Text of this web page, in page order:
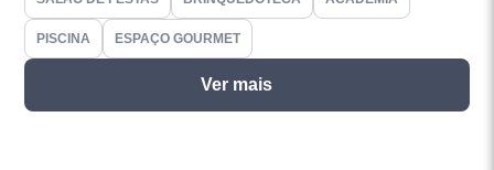
PISCINA ESPAÇO GOURMET
Ver mais